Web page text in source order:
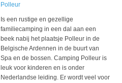
Polleur
Is een rustige en gezellige
familiecamping in een dal aan een
beek nabij het plaatsje Polleur in de
Belgische Ardennen in de buurt van
Spa en de bossen. Camping Polleur is
leuk voor kinderen en is onder
Nederlandse leiding. Er wordt veel voor